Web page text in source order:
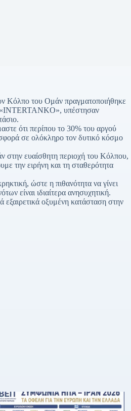
Κόλπο του Ομάν πραγματοποιήθηκε
«INTERTANKO», υπέστησαν
ότι περίπου το 30% του αργού
σε ολόκληρο τον δυτικό κόσμο
στην ευαίσθητη περιοχή του Κόλπου,
την ειρήνη και τη σταθερότητα
ώστε η πιθανότητα να γίνει
είναι ιδιαίτερα ανησυχητική.
εξαιρετικά οξυμένη κατάσταση στην